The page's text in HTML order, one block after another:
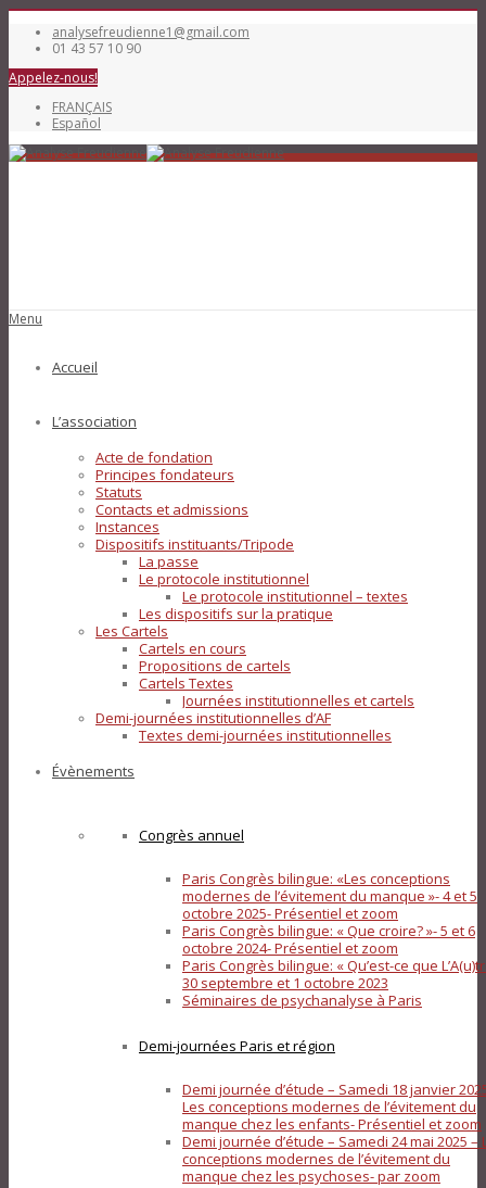
analysefreudienne1@gmail.com
01 43 57 10 90
Appelez-nous!
FRANÇAIS
Español
Menu
Accueil
L’association
Acte de fondation
Principes fondateurs
Statuts
Contacts et admissions
Instances
Dispositifs instituants/Tripode
La passe
Le protocole institutionnel
Le protocole institutionnel – textes
Les dispositifs sur la pratique
Les Cartels
Cartels en cours
Propositions de cartels
Cartels Textes
Journées institutionnelles et cartels
Demi-journées institutionnelles d’AF
Textes demi-journées institutionnelles
Évènements
Congrès annuel
Paris Congrès bilingue: «Les conceptions
modernes de l’évitement du manque »- 4 et 5
octobre 2025- Présentiel et zoom
Paris Congrès bilingue: « Que croire? »- 5 et 6
octobre 2024- Présentiel et zoom
Paris Congrès bilingue: « Qu’est-ce que
30 septembre et 1 octobre 2023
Séminaires de psychanalyse à Paris
Demi-journées Paris et région
Demi journée d’étude – Samedi 18 janvier
Les conceptions modernes de l’évitement du
manque chez les enfants- Présentiel et zoom
Demi journée d’étude – Samedi 24 mai 2025 –
conceptions modernes de l’évitement du
manque chez les psychoses- par zoom